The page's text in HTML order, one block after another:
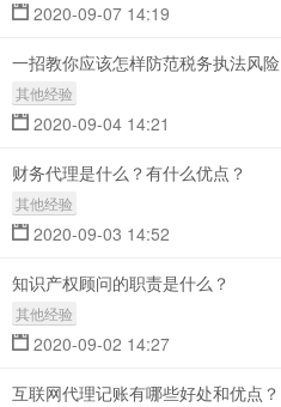
2020-09-07 14:19
一招教你应该怎样防范税务执法风险
其他经验
2020-09-04 14:21
财务代理是什么？有什么优点？
其他经验
2020-09-03 14:52
知识产权顾问的职责是什么？
其他经验
2020-09-02 14:27
互联网代理记账有哪些好处和优点？